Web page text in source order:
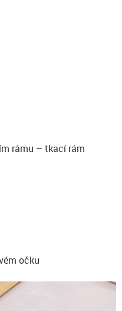
rámu – tkací rám
očku